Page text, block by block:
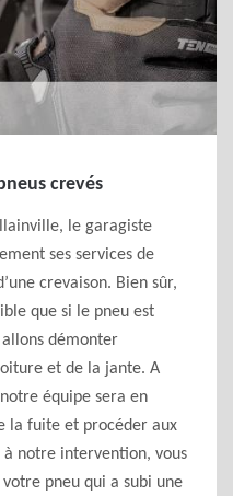
crevés
le garagiste
ses services de
crevaison. Bien sûr,
que si le pneu est
démonter
et de la jante. A
notre équipe sera en
la fuite et procéder aux
notre intervention, vous
pneu qui a subi une